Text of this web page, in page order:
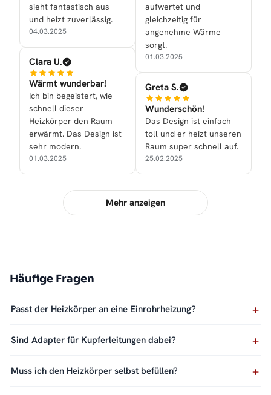
sieht fantastisch aus
und heizt zuverlässig.
04.03.2025
Clara U.
Wärmt wunderbar!
Ich bin begeistert, wie
schnell dieser
Heizkörper den Raum
erwärmt. Das Design ist
sehr modern.
01.03.2025
aufwertet und
gleichzeitig für
angenehme Wärme
sorgt.
01.03.2025
Greta S.
Wunderschön!
Das Design ist einfach
toll und er heizt unseren
Raum super schnell auf.
25.02.2025
Mehr anzeigen
Häufige Fragen
Passt der Heizkörper an eine Einrohrheizung?
Sind Adapter für Kupferleitungen dabei?
Muss ich den Heizkörper selbst befüllen?